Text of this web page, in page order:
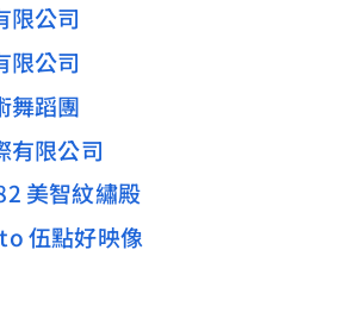
限公司
限公司
舞蹈團
有限公司
美智紋繡殿
伍點好映像